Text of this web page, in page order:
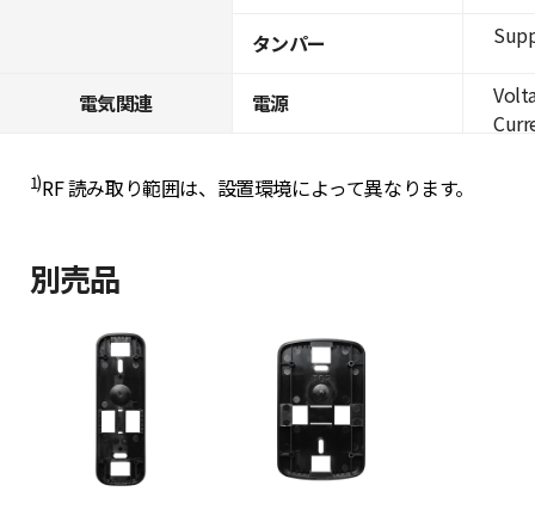
タンパー
電気関連 電源
1)RF 読み取り範囲は、設置環境によって異なります。
別売品